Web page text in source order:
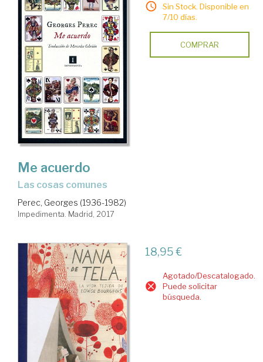
Sin Stock. Disponible en
7/10 días.
COMPRAR
Me acuerdo
las cosas comunes
Perec, Georges (1936-1982)
Impedimenta. Madrid, 2017
18,95 €
Agotado/Descatalogado.
Puede solicitar
búsqueda.